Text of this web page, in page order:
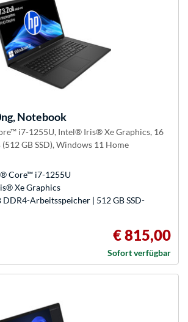
Notebook
i7-1255U, Intel® Iris® Xe Graphics, 16
GB SSD), Windows 11 Home
Core™ i7-1255U
Xe Graphics
DDR4-Arbeitsspeicher | 512 GB SSD-
€ 815,00
Sofort verfügbar